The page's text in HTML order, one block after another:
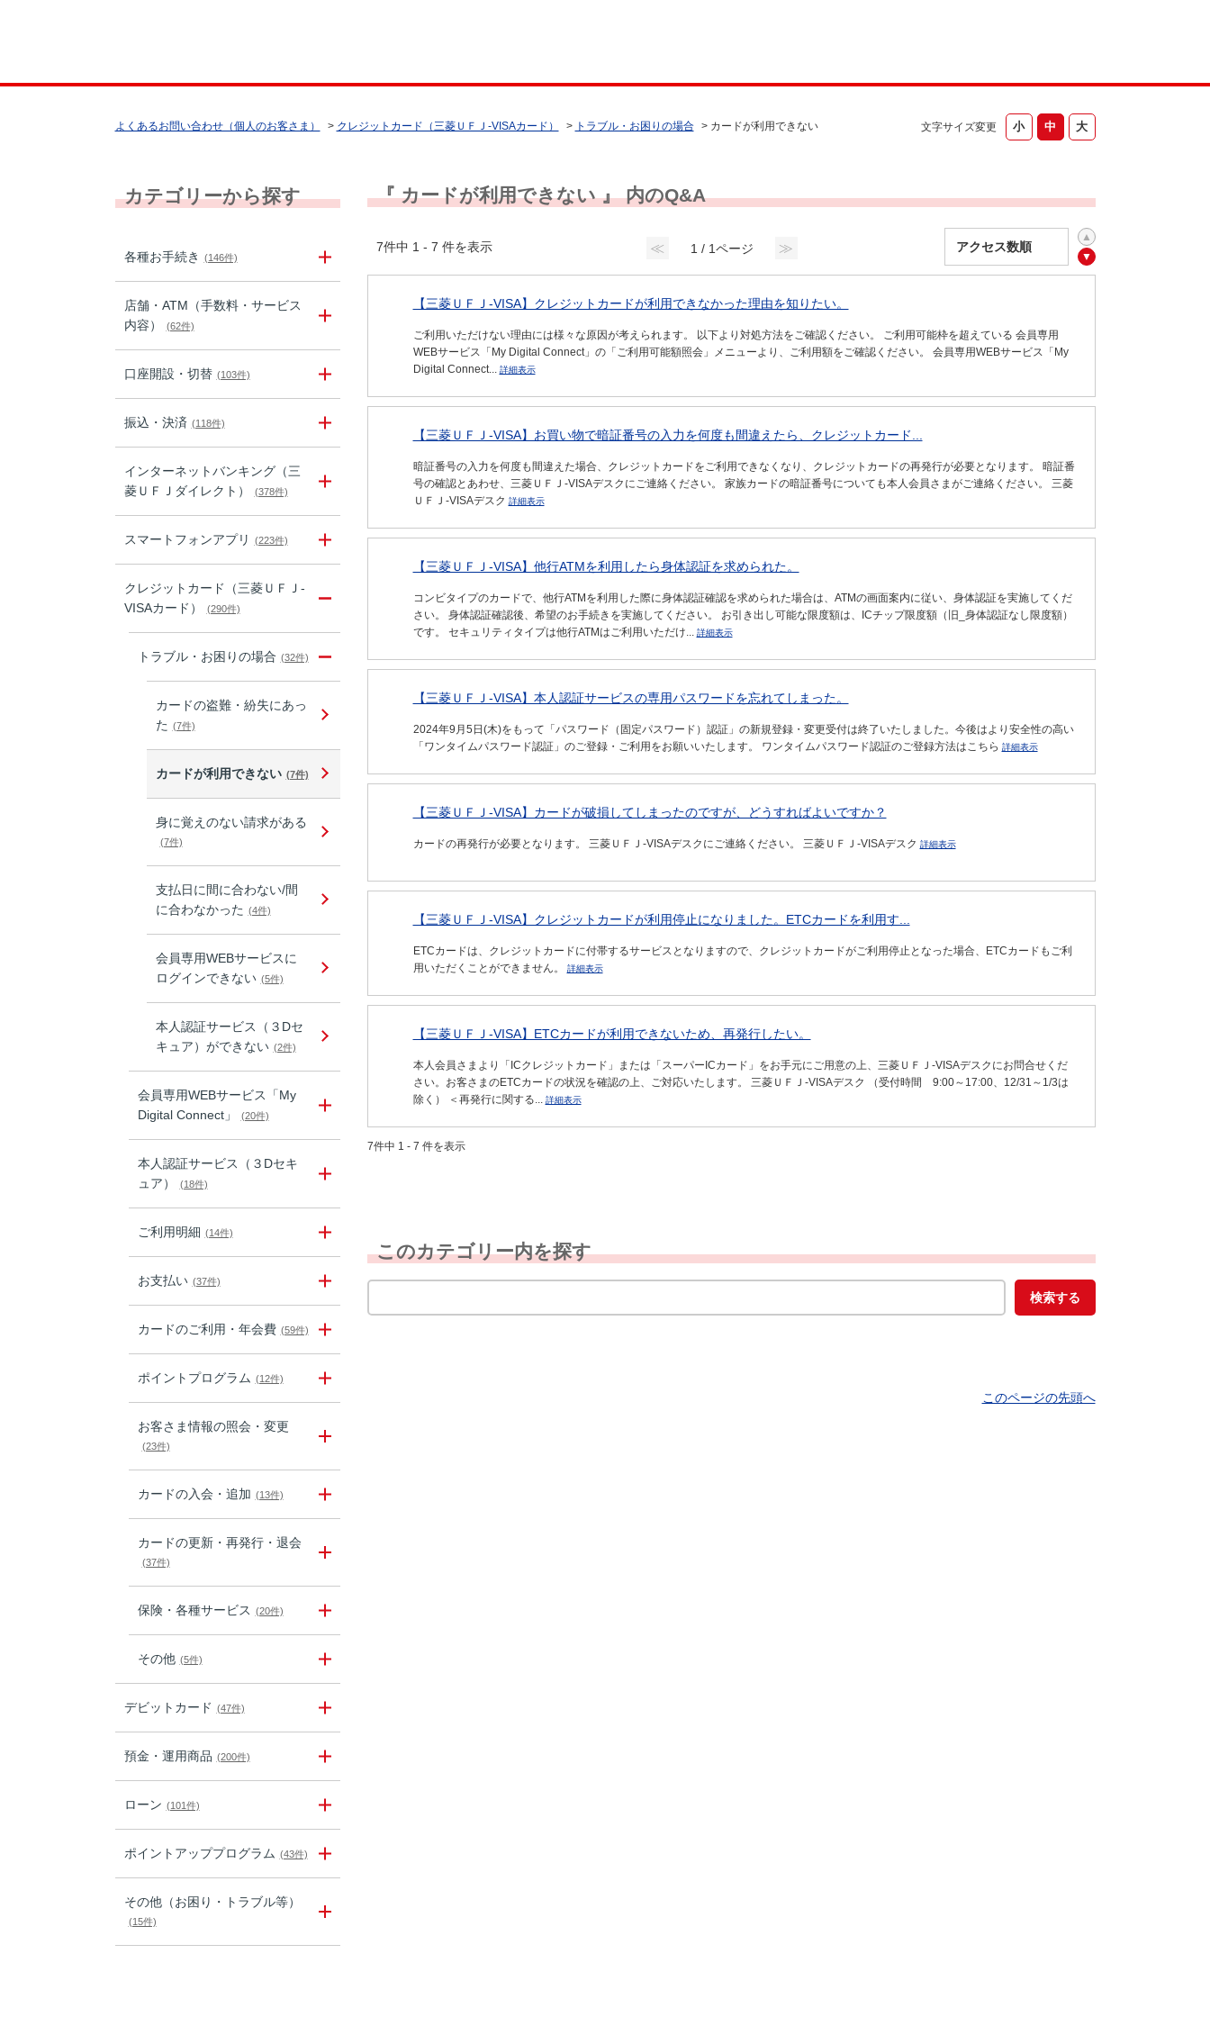
文字サイズ変更
よくあるお問い合わせ（個人のお客さま） > クレジットカード（三菱ＵＦＪ-VISAカード） > トラブル・お困りの場合 > カードが利用できない
カテゴリーから探す
各種お手続き (146件)
店舗・ATM（手数料・サービス
内容）
(62件)
口座開設・切替 (103件)
振込・決済 (118件)
インターネットバンキング（三
菱ＵＦＪダイレクト）
(378件)
スマートフォンアプリ (223件)
クレジットカード（三菱ＵＦＪ-
VISAカード）
(290件)
トラブル・お困りの場合 (32件)
カードの盗難・紛失にあっ
た (7件)
カードが利用できない (7件)
身に覚えのない請求がある
(7件)
支払日に間に合わない/間
に合わなかった (4件)
会員専用WEBサービスに
ログインできない (5件)
本人認証サービス（３Dセ
キュア）ができない (2件)
会員専用WEBサービス「My
Digital Connect」
(20件)
本人認証サービス（３Dセキ
ュア）
(18件)
ご利用明細 (14件)
お支払い (37件)
カードのご利用・年会費 (59件)
ポイントプログラム (12件)
お客さま情報の照会・変更
(23件)
カードの入会・追加 (13件)
カードの更新・再発行・退会
(37件)
保険・各種サービス (20件)
その他 (5件)
デビットカード (47件)
預金・運用商品 (200件)
ローン (101件)
ポイントアッププログラム (43件)
その他（お困り・トラブル等）
(15件)
『 カードが利用できない 』 内のQ&A
7件中 1 - 7 件を表示 ≪ 1 / 1ページ ≫
【三菱ＵＦＪ-VISA】クレジットカードが利用できなかった理由を知りたい。
ご利用いただけない理由には様々な原因が考えられます。 以下より対処方法をご確認ください。 ご利用可能枠を超えている 会員専用
WEBサービス「My Digital Connect」の「ご利用可能額照会」メニューより、ご利用額をご確認ください。 会員専用WEBサービス「My
Digital Connect... 詳細表示
【三菱ＵＦＪ-VISA】お買い物で暗証番号の入力を何度も間違えたら、クレジットカード...
暗証番号の入力を何度も間違えた場合、クレジットカードをご利用できなくなり、クレジットカードの再発行が必要となります。 暗証番
号の確認とあわせ、三菱ＵＦＪ-VISAデスクにご連絡ください。 家族カードの暗証番号についても本人会員さまがご連絡ください。 三菱
ＵＦＪ-VISAデスク 詳細表示
【三菱ＵＦＪ-VISA】他行ATMを利用したら身体認証を求められた。
コンビタイプのカードで、他行ATMを利用した際に身体認証確認を求められた場合は、ATMの画面案内に従い、身体認証を実施してくだ
さい。 身体認証確認後、希望のお手続きを実施してください。 お引き出し可能な限度額は、ICチップ限度額（旧_身体認証なし限度額）
です。 セキュリティタイプは他行ATMはご利用いただけ... 詳細表示
【三菱ＵＦＪ-VISA】本人認証サービスの専用パスワードを忘れてしまった。
2024年9月5日(木)をもって「パスワード（固定パスワード）認証」の新規登録・変更受付は終了いたしました。今後はより安全性の高い
「ワンタイムパスワード認証」のご登録・ご利用をお願いいたします。 ワンタイムパスワード認証のご登録方法はこちら 詳細表示
【三菱ＵＦＪ-VISA】カードが破損してしまったのですが、どうすればよいですか？
カードの再発行が必要となります。 三菱ＵＦＪ-VISAデスクにご連絡ください。 三菱ＵＦＪ-VISAデスク 詳細表示
【三菱ＵＦＪ-VISA】クレジットカードが利用停止になりました。ETCカードを利用す...
ETCカードは、クレジットカードに付帯するサービスとなりますので、クレジットカードがご利用停止となった場合、ETCカードもご利
用いただくことができません。
詳細表示
【三菱ＵＦＪ-VISA】ETCカードが利用できないため、再発行したい。
本人会員さまより「ICクレジットカード」または「スーパーICカード」をお手元にご用意の上、三菱ＵＦＪ-VISAデスクにお問合せくだ
さい。お客さまのETCカードの状況を確認の上、ご対応いたします。 三菱ＵＦＪ-VISAデスク （受付時間 9:00～17:00、12/31～1/3は
除く） ＜再発行に関する... 詳細表示
7件中 1 - 7 件を表示
このカテゴリー内を探す
このページの先頭へ